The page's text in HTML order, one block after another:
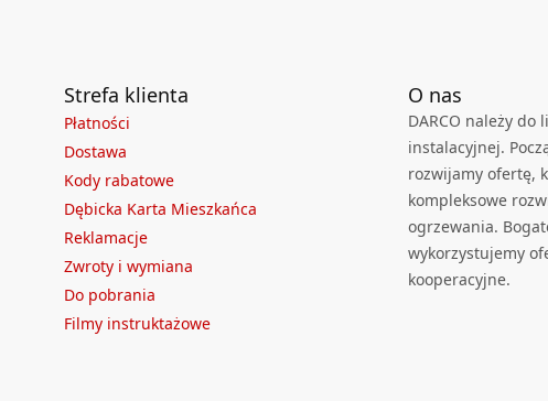
Strefa klienta
Płatności
Dostawa
Kody rabatowe
Dębicka Karta Mieszkańca
Reklamacje
Zwroty i wymiana
Do pobrania
Filmy instruktażowe
O nas
DARCO należy
instalacyjnej.
rozwijamy ofertę,
kompleksowe
ogrzewania.
wykorzystujemy
kooperacyjne.